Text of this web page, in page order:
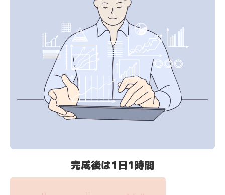
完成後は1日1時間